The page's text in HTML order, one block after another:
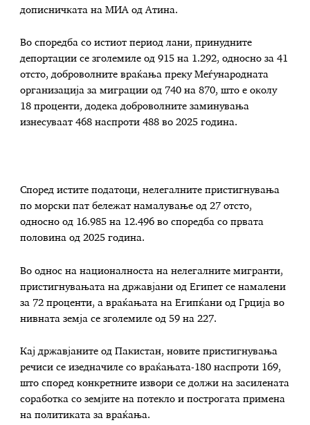
дописничката на МИА од Атина.
Во споредба со истиот период лани, принудните
депортации се зголемиле од 915 на 1.292, односно за 41
отсто, доброволните враќања преку Меѓународната
организација за миграции од 740 на 870, што е околу
18 проценти, додека доброволните заминувања
изнесуваат 468 наспроти 488 во 2025 година.
Според истите податоци, нелегалните пристигнувања
по морски пат бележат намалување од 27 отсто,
односно од 16.985 на 12.496 во споредба со првата
половина од 2025 година.
Во однос на националноста на нелегалните мигранти,
пристигнувањата на државјани од Египет се намалени
за 72 проценти, а враќањата на Египќани од Грција во
нивната земја се зголемиле од 59 на 227.
Кај државјаните од Пакистан, новите пристигнувања
речиси се изедначиле со враќањата-180 наспроти 169,
што според конкретните извори се должи на засилената
соработка со земјите на потекло и построгата примена
на политиката за враќања.